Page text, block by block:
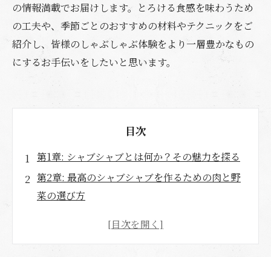
の情報満載でお届けします。とろける食感を味わうため
の工夫や、季節ごとのおすすめの材料やテクニックをご
紹介し、皆様のしゃぶしゃぶ体験をより一層豊かなもの
にするお手伝いをしたいと思います。
目次
第1章: シャブシャブとは何か？その魅力を探る
第2章: 最高のシャブシャブを作るための肉と野
菜の選び方